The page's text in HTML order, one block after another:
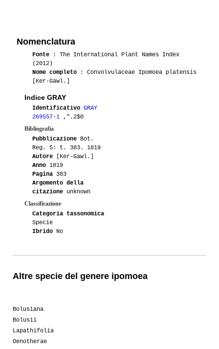
Nomenclatura
Fonte : The International Plant Names Index
(2012)
Nome completo : Convolvulaceae Ipomoea platensis
[Ker-Gawl.]
Indice GRAY
Identificativo GRAY
269557-1 ,".2$0
Bibliografia
Pubblicazione Bot.
Reg. 5: t. 383. 1819
Autore [Ker-Gawl.]
Anno 1819
Pagina 383
Argomento della
citazione unknown
Classificazione
Categoria tassonomica
Specie
Ibrido No
Altre specie del genere ipomoea
Bolusiana
Bolusii
Lapathifolia
Oenotherae